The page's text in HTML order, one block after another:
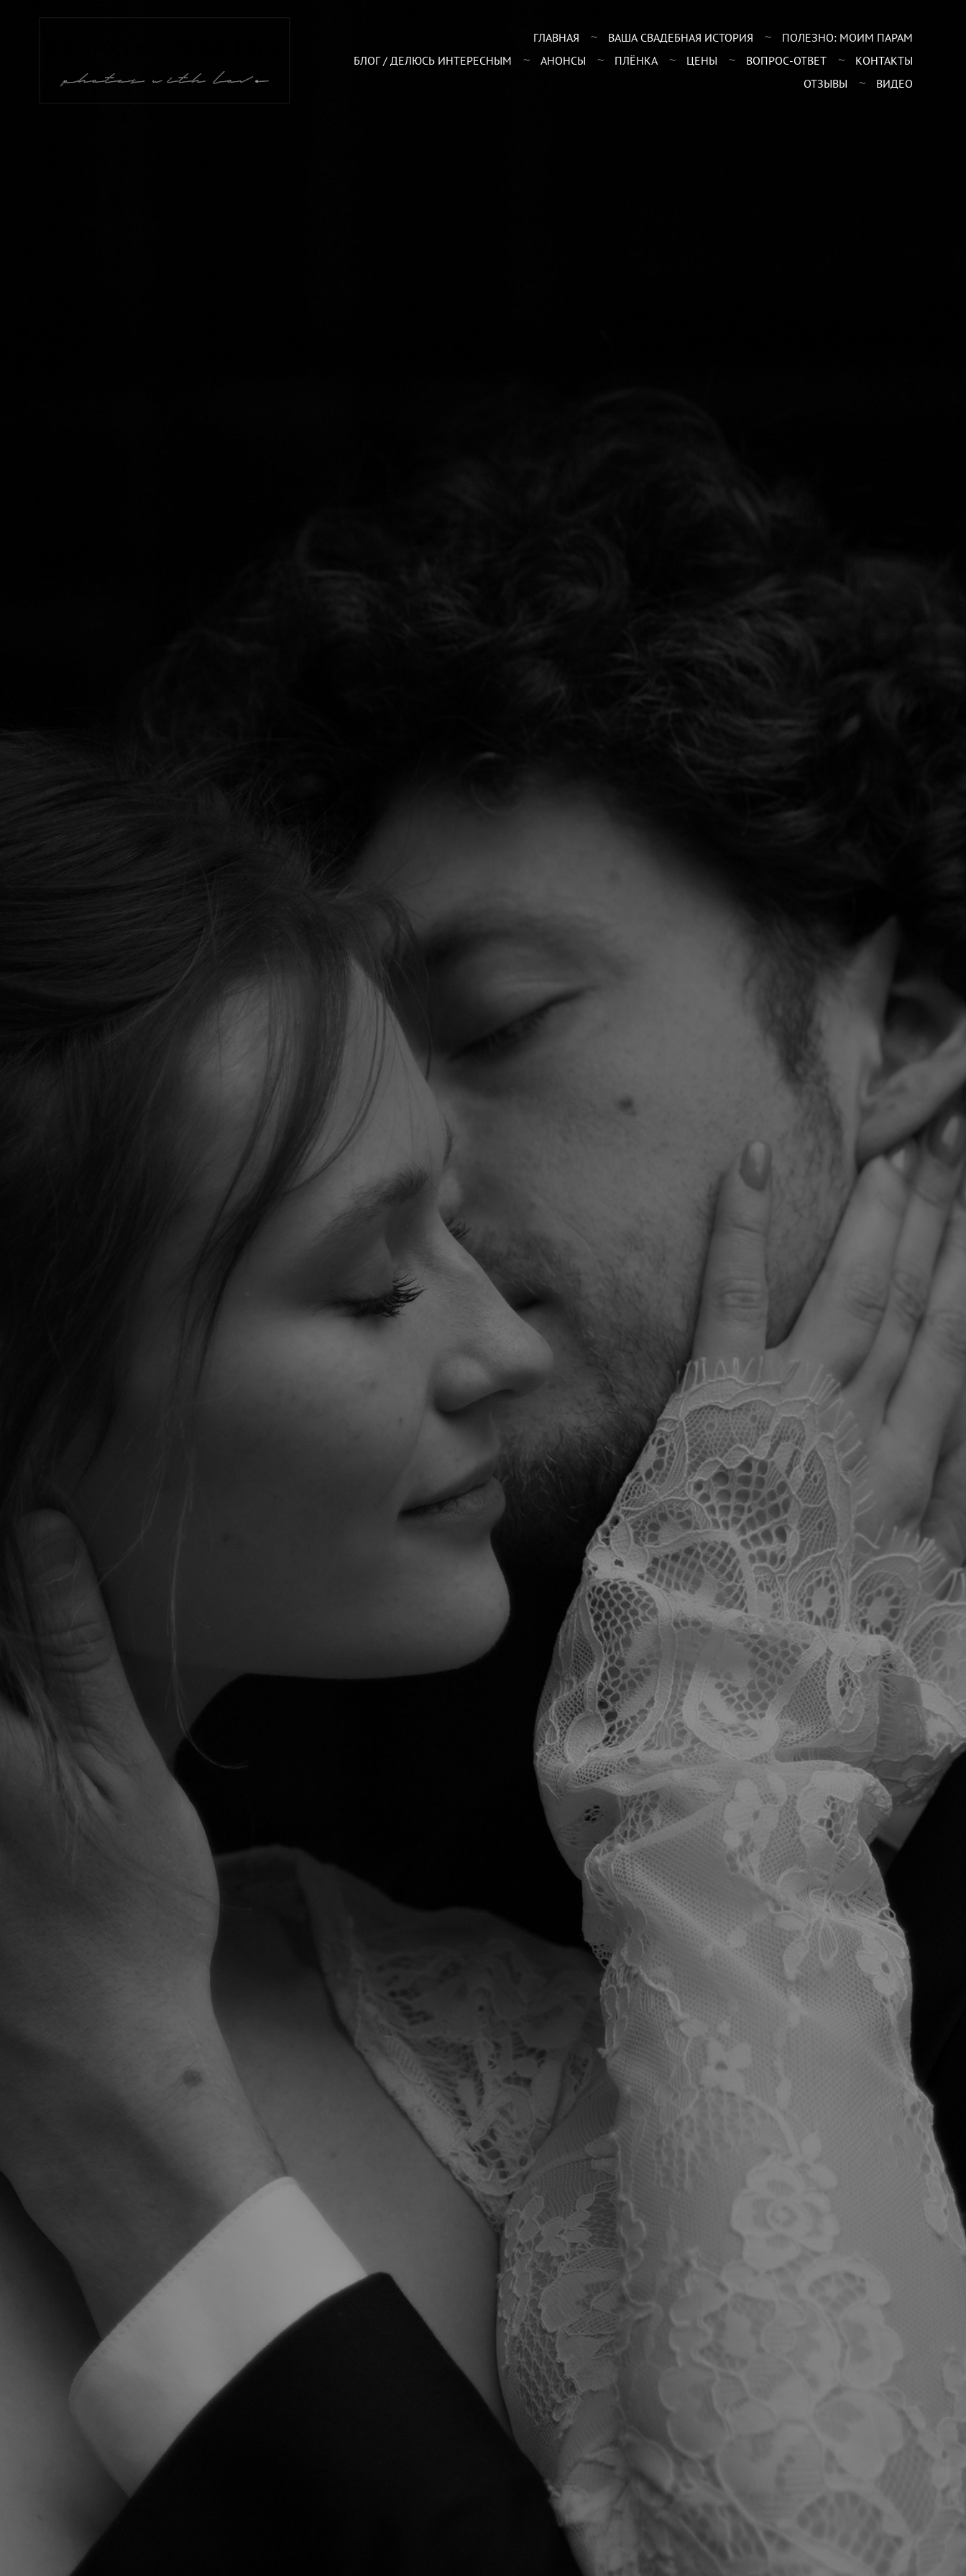
ГЛАВНАЯ ВАША СВАДЕБНАЯ ИСТОРИЯ
ПОЛЕЗНО: МОИМ ПАРАМ
БЛОГ / ДЕЛЮСЬ ИНТЕРЕСНЫМ
АНОНСЫ ПЛЁНКА ЦЕНЫ ВОПРОС-ОТВЕТ
КОНТАКТЫ
ОТЗЫВЫ
ВИДЕО